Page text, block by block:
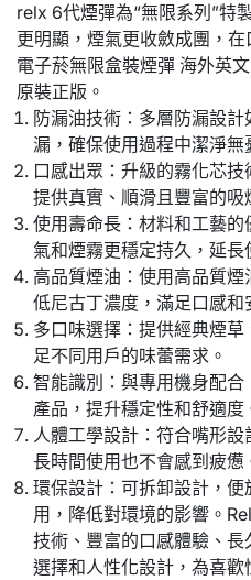
relx 6代煙彈為“無限系列”特
更明顯，煙氣更收斂成團，
電子菸無限盒裝煙彈 海外英
原裝正版。
防漏油技術：多層防漏設
漏，確保使用過程中潔淨無
口感出眾：升級的霧化芯技
提供真實、順滑且豐富的吸
使用壽命長：材料和工藝
氣和煙霧更穩定持久，延長
高品質煙油：使用高品質煙
低尼古丁濃度，滿足口感和
多口味選擇：提供經典煙
足不同用戶的味蕾需求。
智能識別：與專用機身配
產品，提升穩定性和舒適度
人體工學設計：符合嘴形設
長時間使用也不會感到疲憊
環保設計：可拆卸設計，
用，降低對環境的影響。
技術、豐富的口感體驗、
選擇和人性化設計，為喜